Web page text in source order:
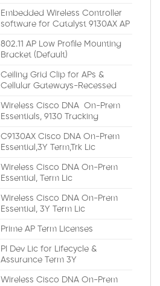
Embedded Wireless Controller
software for Catalyst 9130AX AP
802.11 AP Low Profile Mounting
Bracket (Default)
Ceiling Grid Clip for APs &
Cellular Gateways-Recessed
Wireless Cisco DNA On-Prem
Essentials, 9130 Tracking
C9130AX Cisco DNA On-Prem
Essential,3Y Term,Trk Lic
Wireless Cisco DNA On-Prem
Essential, Term Lic
Wireless Cisco DNA On-Prem
Essential, 3Y Term Lic
Prime AP Term Licenses
PI Dev Lic for Lifecycle &
Assurance Term 3Y
Wireless Cisco DNA On-Prem